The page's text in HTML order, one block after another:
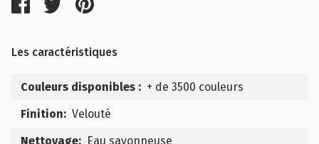
Les caractéristiques
Couleurs disponibles : + de 3500 couleurs
Finition: Velouté
Nettoyage: Eau savonneuse